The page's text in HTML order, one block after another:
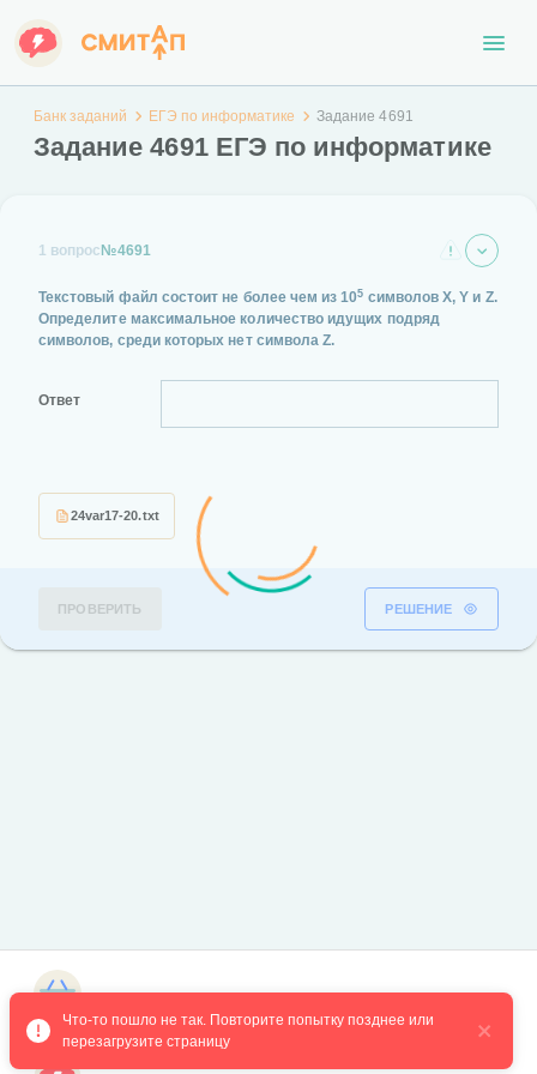
Банк заданий ЕГЭ по информатике Задание 4691
Задание 4691 ЕГЭ по информатике
1 вопрос №4691
Текстовый файл состоит не более чем из 105 символов X, Y и Z.
Определите максимальное количество идущих подряд
символов, среди которых нет символа Z.
Ответ
24var17-20.txt
ПРОВЕРИТЬ РЕШЕНИЕ
Что-то пошло не так. Повторите попытку позднее или
перезагрузите страницу